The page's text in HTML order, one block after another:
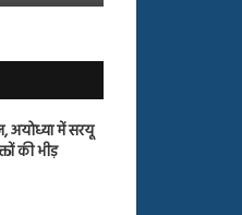
बहस
का
अयोध्या में सरयू
की भीड़